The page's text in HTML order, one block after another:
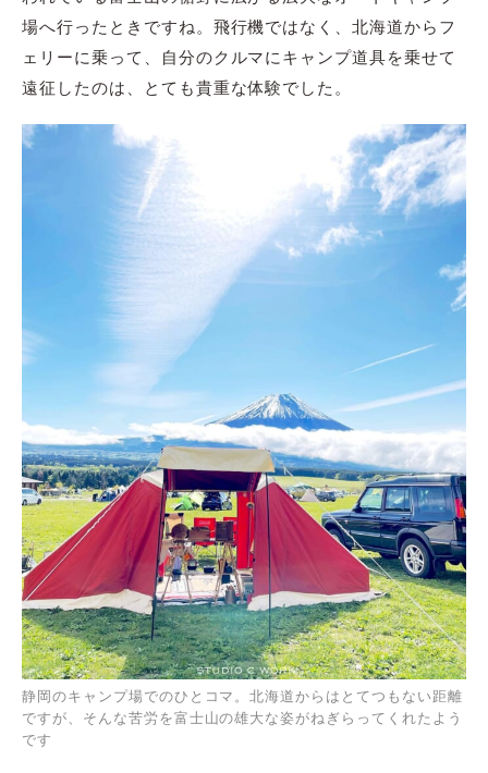
場へ行ったときですね。飛行機ではなく、北海道からフ
ェリーに乗って、自分のクルマにキャンプ道具を乗せて
遠征したのは、とても貴重な体験でした。
静岡のキャンプ場でのひとコマ。北海道からはとてつもない距離
ですが、そんな苦労を富士山の雄大な姿がねぎらってくれたよう
です